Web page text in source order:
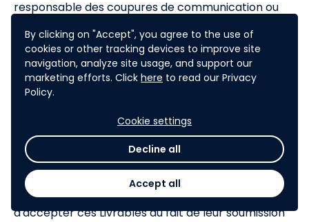
By clicking on "Accept", you agree to the use of
cookies or other tracking devices to improve site
navigation, analyze site usage, and support our
marketing efforts. Click here to read our Privacy
Policy.
Cookie settings
Decline all
Accept all
responsable des coupures de communication ou
informatiques ou de tout préjudice direct ou indirect
quel qu'il soit, éventuellement subi par un
Participant avant pendant et après sa
participation au Challenge.
Les Organisateurs ne sauraient en outre être
tenues responsables de tous faits ou dommages
qui ne leur seraient pas directement ou
indirectement imputables, notamment résultant
des fautes ou du retard dans la soumission des
Livrables par les Participants, y compris le refus
d'accepter ces Livrables du fait de leur soumission